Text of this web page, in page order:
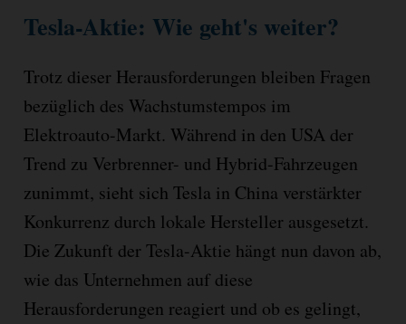
Tesla-Aktie: Wie geht's weiter?
Trotz dieser Herausforderungen bleiben Fragen
bezüglich des Wachstumstempos im
Elektroauto-Markt. Während in den USA der
Trend zu Verbrenner- und Hybrid-Fahrzeugen
zunimmt, sieht sich Tesla in China verstärkter
Konkurrenz durch lokale Hersteller ausgesetzt.
Die Zukunft der Tesla-Aktie hängt nun davon ab,
wie das Unternehmen auf diese
Herausforderungen reagiert und ob es gelingt,